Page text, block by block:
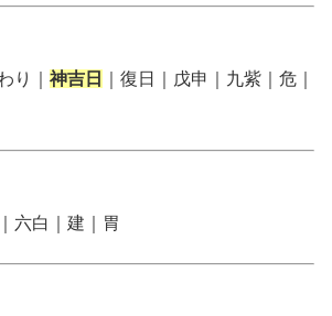
り｜ 神吉日
｜復日｜戊申｜九紫｜危｜
六白｜建｜胃